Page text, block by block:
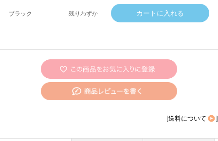
ブラック 残りわずか
[送料について ]